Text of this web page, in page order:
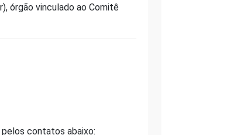
órgão vinculado ao Comitê
contatos abaixo: